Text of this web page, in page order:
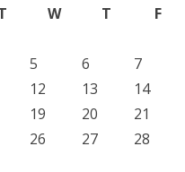
W T F
5 6 7
12 13 14
19 20 21
26 27 28